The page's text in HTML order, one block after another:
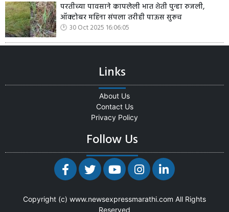
परतीच्या पावसाने कापलेली भात शेती पुन्हा रुजली,
ऑक्टोबर महिना संपला तरीही पाऊस सुरूच
30 Oct 2025 16:06:05
Links
About Us
Contact Us
Privacy Policy
Follow Us
Copyright (c) www.newsexpressmarathi.com All Rights
Reserved